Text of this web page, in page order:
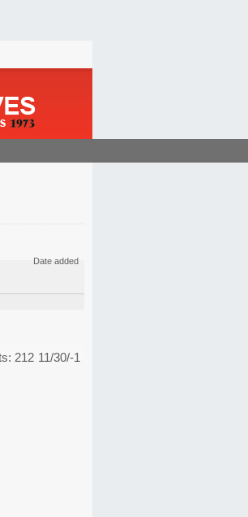
Date added
11/30/-1
212